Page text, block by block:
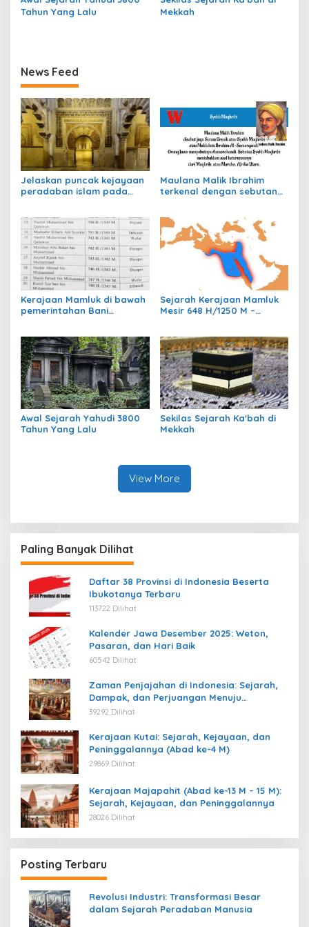
Tahun Yang Lalu
Mekkah
News Feed
Jelaskan puncak kejayaan
peradaban islam pada
Maulana Malik Ibrahim
terkenal dengan sebutan
Kerajaan Mamluk di bawah
pemerintahan Bani
Sejarah Kerajaan Mamluk
Mesir 648 H/1250 M –
Awal Sejarah Yahudi 3800
Tahun Yang Lalu
Sekilas Sejarah Ka'bah di
Mekkah
View More
Paling Banyak Dilihat
Daftar 38 Provinsi di Indonesia Beserta
Ibukotanya Terbaru
113722 Dilihat
Kalender Jawa Desember 2025: Weton,
Pasaran, dan Hari Baik
60542 Dilihat
Zaman Penjajahan di Indonesia: Sejarah,
Dampak, dan Perjuangan Menuju
Kemerdekaan
39292 Dilihat
Kerajaan Kutai: Sejarah, Kejayaan, dan
Peninggalannya (Abad ke-4 M)
29869 Dilihat
Kerajaan Majapahit (Abad ke-13 M – 15 M):
Sejarah, Kejayaan, dan Peninggalannya
28026 Dilihat
Posting Terbaru
Revolusi Industri: Transformasi Besar
dalam Sejarah Peradaban Manusia